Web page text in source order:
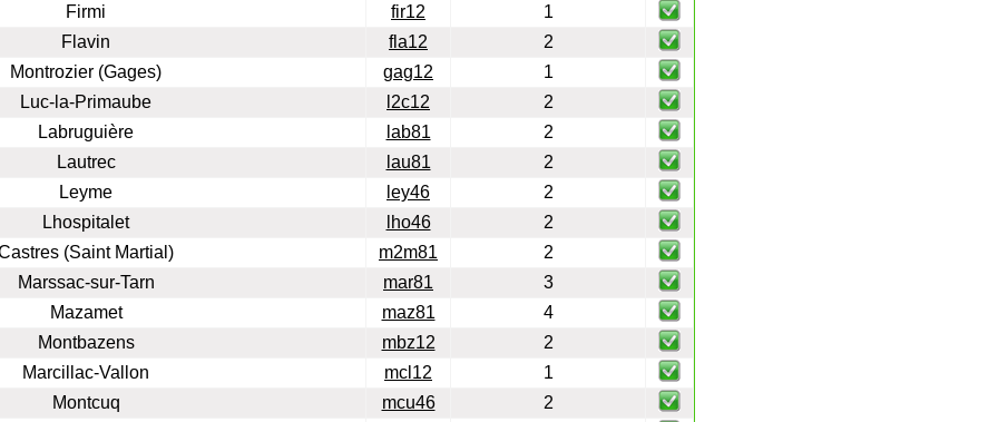
Firmi
fir12
1
Flavin
fla12
2
Montrozier (Gages)
gag12
1
Luc-la-Primaube
l2c12
2
Labruguière
lab81
2
Lautrec
lau81
2
Leyme
ley46
2
Lhospitalet
lho46
2
(Saint Martial)
m2m81
2
Marssac-sur-Tarn
mar81
3
Mazamet
maz81
4
Montbazens
mbz12
2
Marcillac-Vallon
mcl12
1
Montcuq
mcu46
2